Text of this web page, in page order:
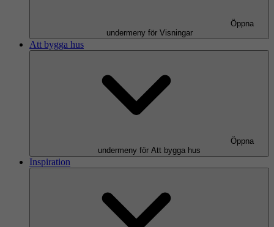
Öppna
undermeny för Visningar
Att bygga hus
Öppna
undermeny för Att bygga hus
Inspiration